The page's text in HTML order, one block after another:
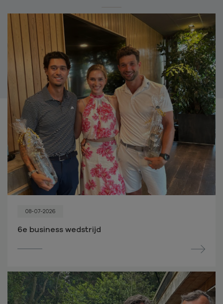
08-07-2026
6e business wedstrijd